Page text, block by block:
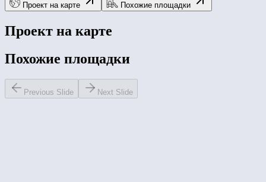
Проект на карте Похожие площадки
Проект на карте
Похожие площадки
Previous Slide Next Slide